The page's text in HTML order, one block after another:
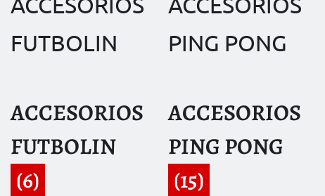
ACCESORIOS
FUTBOLIN
(6)
ACCESORIOS
PING PONG
(15)